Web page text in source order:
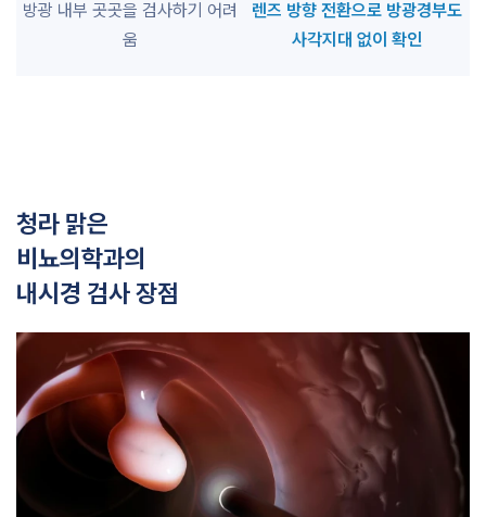
방광 내부 곳곳을 검사하기 어려
움
렌즈 방향 전환으로 방광경부도
사각지대 없이 확인
청라 맑은
비뇨의학과의
내시경 검사 장점